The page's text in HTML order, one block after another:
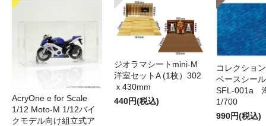
AcryOne e for Scale
1/12 Moto-M 1/12バイ
クモデル向け組立式ア
ジオラマシートmini-M
洋室セットA (1枚）302
ｘ430mm
440円(税込)
コレクショ
ベースシー
SFL-001a
1/700
990円(税込)